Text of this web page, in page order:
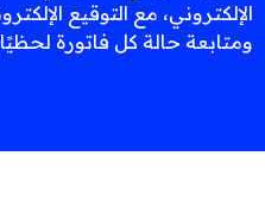
الإلكتروني، مع التوقيع
ومتابعة حالة كل فاتورة